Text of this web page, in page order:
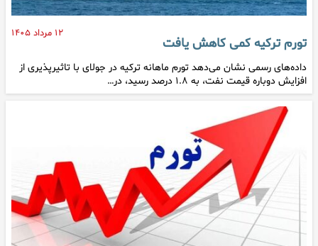
۱۲ مرداد ۱۴۰۵
تورم ترکیه کمی کاهش یافت
داده‌های رسمی نشان می‌دهد تورم ماهانه ترکیه در جولای با تاثیرپذیری از
افزایش دوباره قیمت نفت، به ۱.۸ درصد رسید، در…